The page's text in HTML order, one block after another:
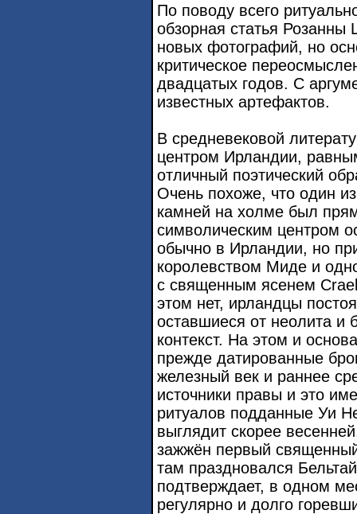
По поводу всего
обзорная статья Розанны
новых фотографий, но
критическое
двадцатых годов. С
известных артефактов.
В средневековой
центром Ирландии,
отличный поэтический
Очень похоже, что один
камней на холме был
символическим центром
обычно в Ирландии, но
королевством Миде и
с священным ясенем
этом нет, ирландцы
оставшиеся от неолита и
контекст. На этом и
прежде датированные
железный век и раннее
источники правы и это
ритуалов подданные Уи
выглядит скорее
зажжён первый
там праздновался
подтверждает, в одном
регулярно и долго